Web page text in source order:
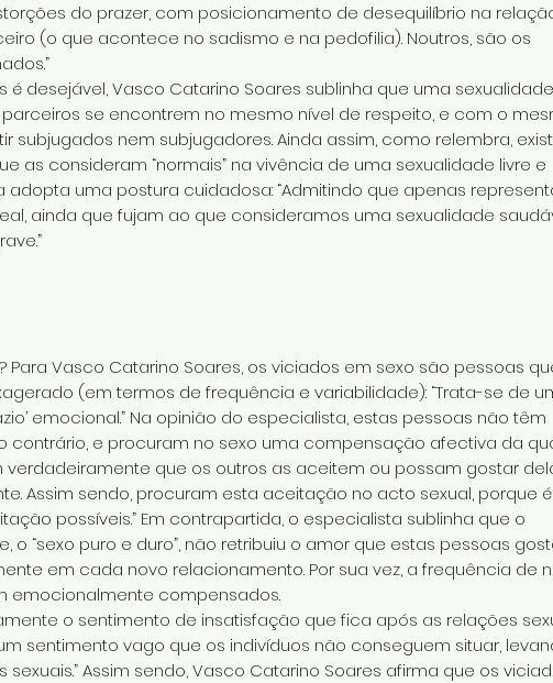
do prazer, com posicionamento de desequilíbrio na
(o que acontece no sadismo e na pedofilia). Noutros, são os
desejável, Vasco Catarino Soares sublinha que uma sexualidade
se encontrem no mesmo nível de respeito, e com o
subjugados nem subjugadores. Ainda assim, como relembra,
as consideram “normais” na vivência de uma sexualidade livre e
uma postura cuidadosa: “Admitindo que apenas
ainda que fujam ao que consideramos uma sexualidade
Para Vasco Catarino Soares, os viciados em sexo são pessoas
(em termos de frequência e variabilidade): “Trata-se de
emocional.” Na opinião do especialista, estas pessoas não têm
e procuram no sexo uma compensação afectiva da
verdadeiramente que os outros as aceitem ou possam gostar
Assim sendo, procuram esta aceitação no acto sexual, porque
possíveis.” Em contrapartida, o especialista sublinha que o
“sexo puro e duro”, não retribuiu o amor que estas pessoas
em cada novo relacionamento. Por sua vez, a frequência de
emocionalmente compensados.
o sentimento de insatisfação que fica após as relações
sentimento vago que os indivíduos não conseguem situar,
Assim sendo, Vasco Catarino Soares afirma que os